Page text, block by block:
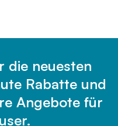
die neuesten
Rabatte und
Angebote für